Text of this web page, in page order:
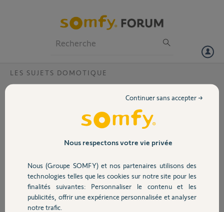
Volet
Sécurité
Domotique
LES SUJETS DOMOTIQUE
2 ponts Philips Hue avec 1 Tahoma V2?
j'ai près de 80 produits Philips Hue entre ampoules, luminaires et
j'ai donc du ajouter un 2eme pont Philips Hue pour gérer la limite de
Je viens d'acheter une Tahoma V2 et je souhaite savoir comment
faire pour connecter les 2 ponts Philips Hue a mon Tahoma.
Merci d'avance
Merci,
Nous respectons votre vie privée
Nous (Groupe SOMFY) et nos partenaires utilisons des
technologies telles que les cookies sur notre site pour les
finalités suivantes: Personnaliser le contenu et les
publicités, offrir une expérience personnalisée et analyser
notre trafic.
Continuer sans accepter →